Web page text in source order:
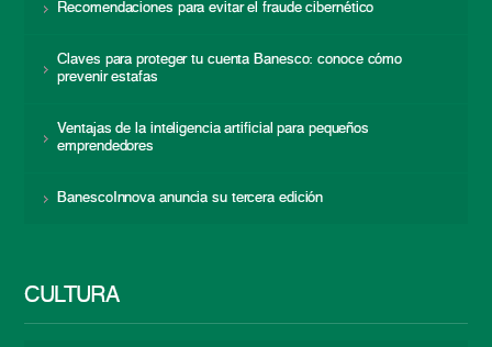
Recomendaciones para evitar el fraude cibernético
Claves para proteger tu cuenta Banesco: conoce cómo
prevenir estafas
Ventajas de la inteligencia artificial para pequeños
emprendedores
BanescoInnova anuncia su tercera edición
CULTURA